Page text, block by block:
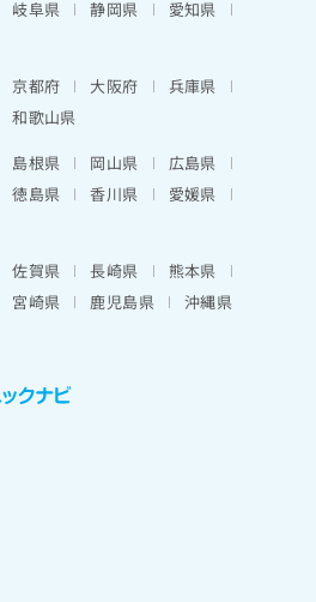
岐阜県 静岡県
愛知県
京都府 大阪府
兵庫県
和歌山県
島根県 岡山県
広島県
徳島県 香川県
愛媛県
佐賀県 長崎県
熊本県
宮崎県 鹿児島県 沖縄県